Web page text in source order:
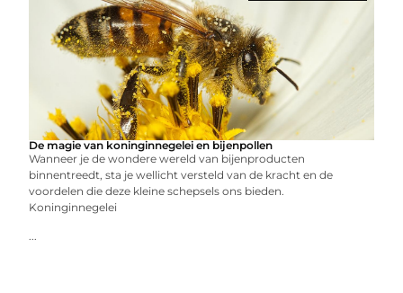
De magie van koninginnegelei en bijenpollen
Wanneer je de wondere wereld van bijenproducten
binnentreedt, sta je wellicht versteld van de kracht en de
voordelen die deze kleine schepsels ons bieden.
Koninginnegelei
...